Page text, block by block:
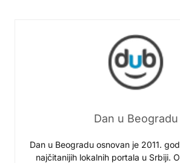
Dan u Beogradu
Dan u Beogradu osnovan je 2011.
najčitanijih lokalnih portala u Srbiji.